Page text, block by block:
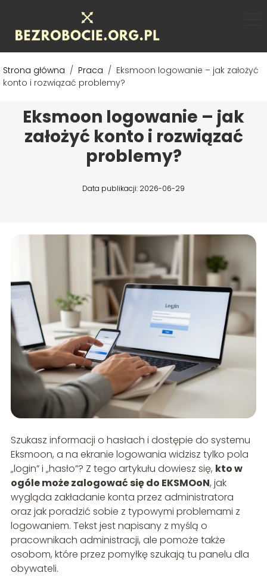
Strona główna / Praca / Eksmoon logowanie – jak założyć
konto i rozwiązać problemy?
Eksmoon logowanie – jak
założyć konto i rozwiązać
problemy?
Data publikacji: 2026-06-29
Szukasz informacji o hasłach i dostępie do systemu
Eksmoon, a na ekranie logowania widzisz tylko pola
„login” i „hasło”? Z tego artykułu dowiesz się, kto w
ogóle może zalogować się do EKSMOoN, jak
wygląda zakładanie konta przez administratora
oraz jak poradzić sobie z typowymi problemami z
logowaniem. Tekst jest napisany z myślą o
pracownikach administracji, ale pomoże także
osobom, które przez pomyłkę szukają tu panelu dla
obywateli.